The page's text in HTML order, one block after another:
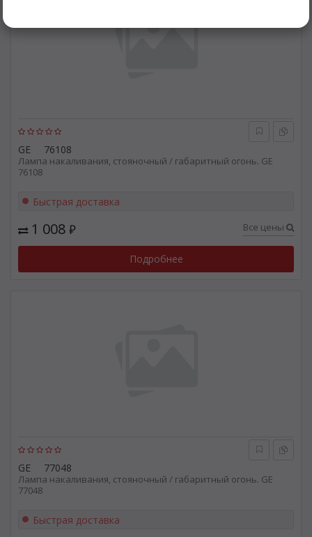
GE 76108
Лампа накаливания, стояночный / габаритный огонь. GE
76108
Быстрая доставка
1 008 ₽ Все цены
Подробнее
GE 77048
Лампа накаливания, стояночный / габаритный огонь. GE
77048
Быстрая доставка